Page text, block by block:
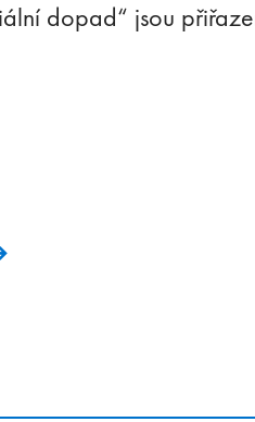
dopad“ jsou